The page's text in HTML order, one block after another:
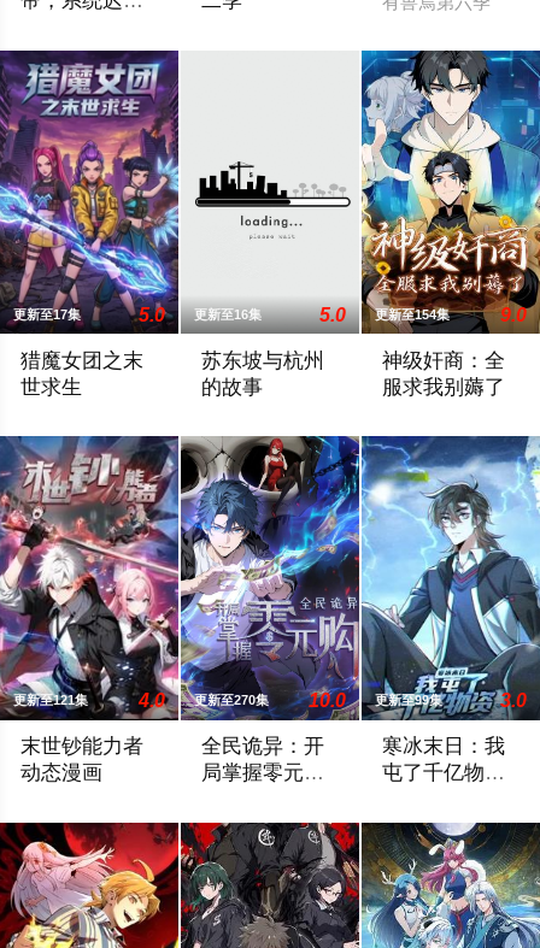
更新至17集 5.0
猎魔女团之末
世求生
更新至16集 5.0
苏东坡与杭州
的故事
更新至154集 9.0
神级奸商：全
服求我别薅了
更新至121集 4.0
末世钞能力者
动态漫画
更新至270集 10.0
全民诡异：开
局掌握零元购
更新至99集 3.0
寒冰末日：我
屯了千亿物资